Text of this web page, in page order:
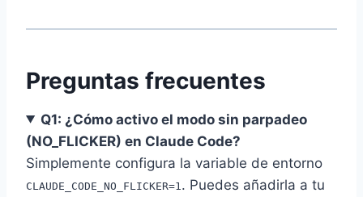
Preguntas frecuentes
Q1: ¿Cómo activo el modo sin parpadeo
(NO_FLICKER) en Claude Code?
Simplemente configura la variable de entorno
CLAUDE_CODE_NO_FLICKER=1 . Puedes añadirla a tu